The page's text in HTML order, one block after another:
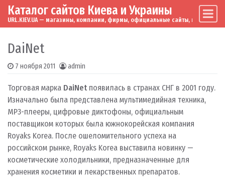
Skip to content
Main Navigation
Каталог сайтов Киева и Украины
URL.KIEV.UA — магазины, компании, фирмы, официальные сайты, мировые
DaiNet
7 ноября 2011 admin
Торговая марка DaiNetпоявилась в странах СНГ в 2001 году.
Изначально была представлена мультимедийная техника,
МР3-плееры, цифровые диктофоны, официальным
поставщиком которых была южнокорейская компания
Royaks Korea. После ошеломительного успеха на
российском рынке, Royaks Korea выставила новинку —
косметические холодильники, предназначенные для
хранения косметики и лекарственных препаратов.